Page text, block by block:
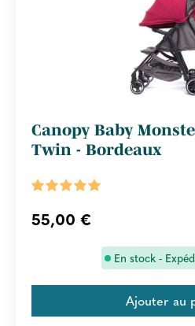
Canopy Baby
Twin - Bordeaux
55,00 €
En stock -